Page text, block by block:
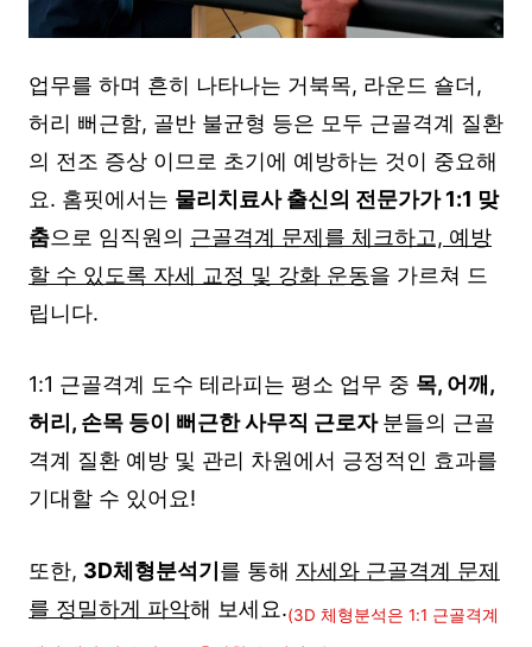
업무를 하며 흔히 나타나는 거북목, 라운드 숄더,
허리 뻐근함, 골반 불균형 등은 모두 근골격계 질환
의 전조 증상 이므로 초기에 예방하는 것이 중요해
요. 홈핏에서는 물리치료사 출신의 전문가가 1:1 맞
춤으로 임직원의 근골격계 문제를 체크하고, 예방
할 수 있도록 자세 교정 및 강화 운동을 가르쳐 드
립니다.
1:1 근골격계 도수 테라피는 평소 업무 중 목, 어깨,
허리, 손목 등이 뻐근한 사무직 근로자분들의 근골
격계 질환 예방 및 관리 차원에서 긍정적인 효과를
기대할 수 있어요!
또한, 3D체형분석기 를 통해 자세와 근골격계 문제
를 정밀하게 파악해 보세요.(3D 체형분석은 1:1 근골격계